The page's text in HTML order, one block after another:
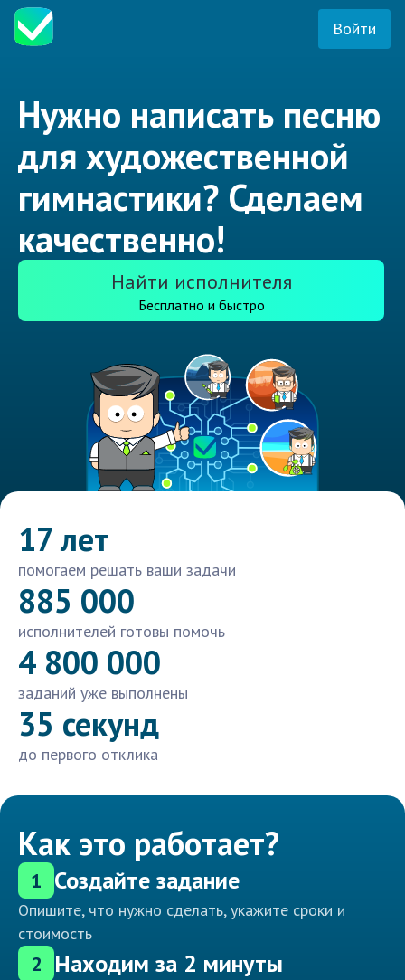
Войти
Нужно написать песню
для художественной
гимнастики? Сделаем
качественно!
Найти исполнителя
Бесплатно и быстро
17 лет
помогаем решать ваши задачи
885 000
исполнителей готовы помочь
4 800 000
заданий уже выполнены
35 секунд
до первого отклика
Как это работает?
1 Создайте задание
Опишите, что нужно сделать, укажите сроки и
стоимость
2 Находим за 2 минуты